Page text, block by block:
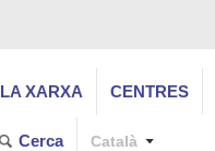
LA XARXA CENTRES
Cerca Català